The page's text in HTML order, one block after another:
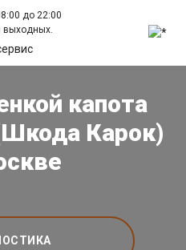
до 22:00
выходных.
капота
Карок)